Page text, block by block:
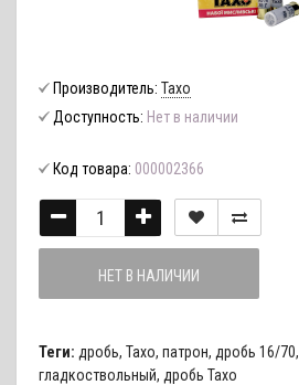
Производитель: Тахо
Доступность: Нет в наличии
Код товара: 000002366
НЕТ В НАЛИЧИИ
Теги: дробь, Тахо, патрон, дробь 16/70,
гладкоствольный, дробь Тахо